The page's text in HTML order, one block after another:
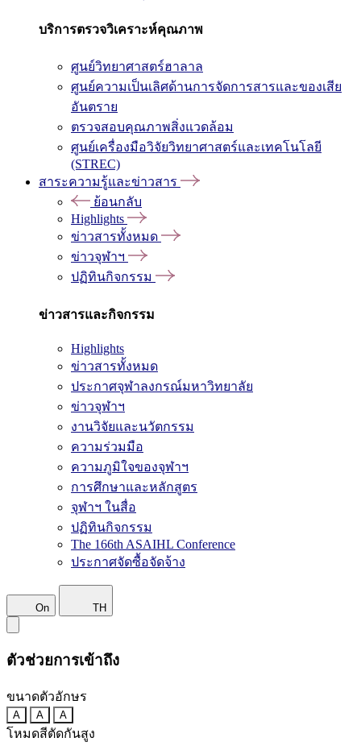
บริการตรวจวิเคราะห์คุณภาพ
ศูนย์วิทยาศาสตร์ฮาลาล
ศูนย์ความเป็นเลิศด้านการจัดการสารและของเสีย
อันตราย
ตรวจสอบคุณภาพสิ่งแวดล้อม
ศูนย์เครื่องมือวิจัยวิทยาศาสตร์และเทคโนโลยี
(STREC)
สาระความรู้และข่าวสาร
ย้อนกลับ
Highlights
ข่าวสารทั้งหมด
ข่าวจุฬาฯ
ปฏิทินกิจกรรม
ข่าวสารและกิจกรรม
Highlights
ข่าวสารทั้งหมด
ประกาศจุฬาลงกรณ์มหาวิทยาลัย
ข่าวจุฬาฯ
งานวิจัยและนวัตกรรม
ความร่วมมือ
ความภูมิใจของจุฬาฯ
การศึกษาและหลักสูตร
จุฬาฯ ในสื่อ
ปฏิทินกิจกรรม
The 166th ASAIHL Conference
ประกาศจัดซื้อจัดจ้าง
On TH
ตัวช่วยการเข้าถึง
ขนาดตัวอักษร
A A A
โหมดสีตัดกันสูง